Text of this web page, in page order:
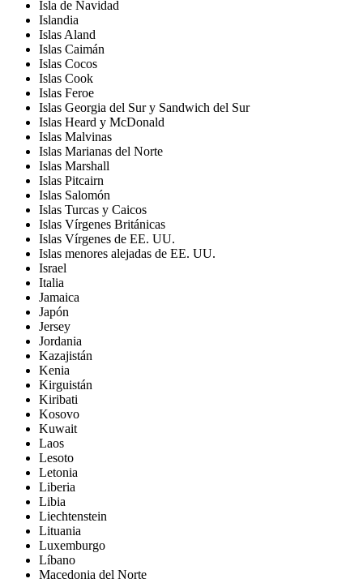
Isla de Navidad
Islandia
Islas Aland
Islas Caimán
Islas Cocos
Islas Cook
Islas Feroe
Islas Georgia del Sur y Sandwich del Sur
Islas Heard y McDonald
Islas Malvinas
Islas Marianas del Norte
Islas Marshall
Islas Pitcairn
Islas Salomón
Islas Turcas y Caicos
Islas Vírgenes Británicas
Islas Vírgenes de EE. UU.
Islas menores alejadas de EE. UU.
Israel
Italia
Jamaica
Japón
Jersey
Jordania
Kazajistán
Kenia
Kirguistán
Kiribati
Kosovo
Kuwait
Laos
Lesoto
Letonia
Liberia
Libia
Liechtenstein
Lituania
Luxemburgo
Líbano
Macedonia del Norte